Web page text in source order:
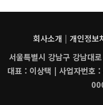
회사소개 | 개인정보
서울특별시 강남구 강남대
대표 : 이상택 | 사업자번